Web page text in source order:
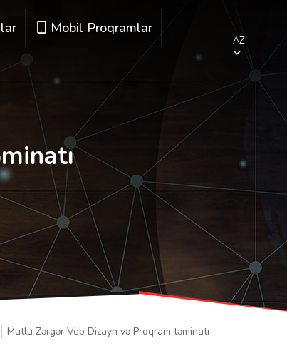
Mobil Proqramlar
AZ
Mutlu Zərgər Veb Dizayn və Proqram təminatı